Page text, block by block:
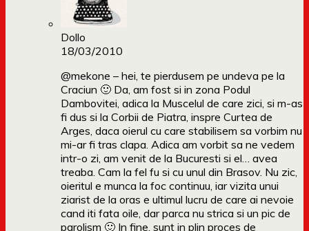
Dollo
18/03/2010
@mekone – hei, te pierdusem pe undeva pe la
Craciun 🙂 Da, am fost si in zona Podul
Dambovitei, adica la Muscelul de care zici, si m-as
fi dus si la Corbii de Piatra, inspre Curtea de
Arges, daca oierul cu care stabilisem sa vorbim nu
mi-ar fi tras clapa. Adica am vorbit sa ne vedem
intr-o zi, am venit de la Bucuresti si el… avea
treaba. Cam la fel fu si cu unul din Brasov. Nu zic,
oieritul e munca la foc continuu, iar vizita unui
ziarist de la oras e ultimul lucru de care ai nevoie
cand iti fata oile, dar parca nu strica si un pic de
parolism 🙂 In fine, sunt in plin proces de